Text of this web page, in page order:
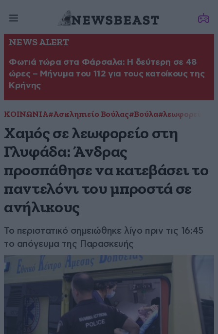
NEWS ALERT
Φωτιά τώρα στα Φάρσαλα: Η δεύτερη σε 48
ώρες – Μήνυμα του 112 για τους κατοίκους της
Κρήνης
ΚΟΙΝΩΝΙΑ#Ασκληπιείο Βούλας#Βούλα#λεωφορείο
Χαμός σε λεωφορείο στη
Γλυφάδα: Άνδρας
προσπάθησε να κατεβάσει το
παντελόνι του μπροστά σε
ανήλικους
Το περιστατικό σημειώθηκε λίγο πριν τις 16:45
το απόγευμα της Παρασκευής